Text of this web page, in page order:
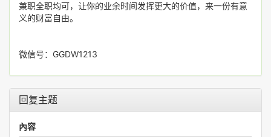
兼职全职均可，让你的业余时间发挥更大的价值，来一份有意
义的财富自由。
微信号：GGDW1213
回复主题
內容